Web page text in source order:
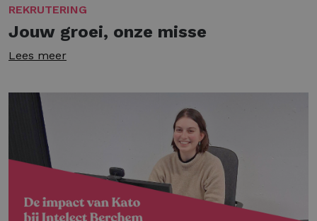
REKRUTERING
Jouw groei, onze misse
Lees meer